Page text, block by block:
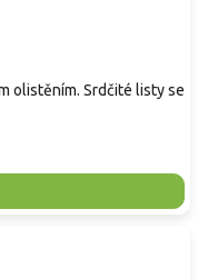
olistěním. Srdčité listy se